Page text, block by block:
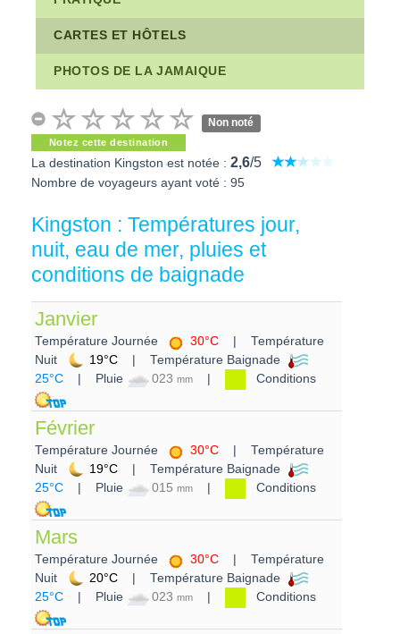
CARTES ET HÔTELS
PHOTOS DE LA JAMAIQUE
Non noté
Notez cette destination
La destination Kingston est notée : 2,6/5
Nombre de voyageurs ayant voté : 95
Kingston : Températures jour,
nuit, eau de mer, pluies et
conditions de baignade
Janvier
Température Journée 30°C | Température
Nuit
19°C | Température Baignade
25°C | Pluie 023 mm Conditions
Février
Température Journée 30°C | Température
Nuit
19°C | Température Baignade
25°C | Pluie 015 mm Conditions
Mars
Température Journée 30°C | Température
Nuit
20°C | Température Baignade
25°C | Pluie 023 mm Conditions